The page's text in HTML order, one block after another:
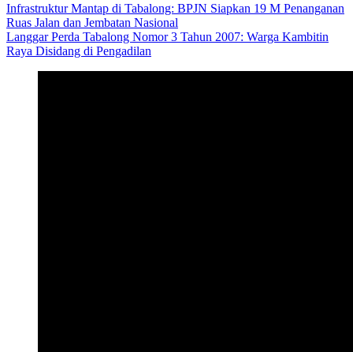
Infrastruktur Mantap di Tabalong: BPJN Siapkan 19 M Penanganan
Ruas Jalan dan Jembatan Nasional
Langgar Perda Tabalong Nomor 3 Tahun 2007: Warga Kambitin
Raya Disidang di Pengadilan